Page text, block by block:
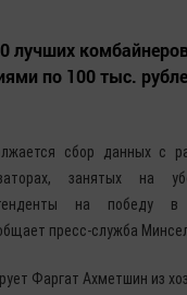
лучших
по 100 тыс.
сбор данных с
занятых на
на победу в
пресс-служба
Фаргат Ахметшин из